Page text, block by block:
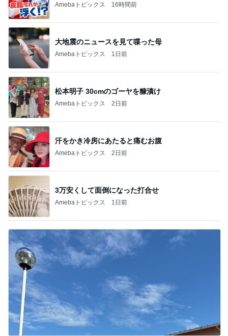
Amebaトピックス 16時間前
大地震のニュースを見て喋った母
Amebaトピックス 1日前
松本明子 30cmのゴーヤを糠漬け
Amebaトピックス 2日前
汗をかき冷房にあたると痛むお腹
Amebaトピックス 2日前
3万安くして面倒になった打合せ
Amebaトピックス 1日前